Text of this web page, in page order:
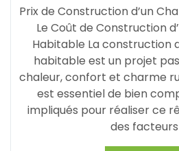
Prix de Construction d’un
Le Coût de Construction
Habitable La construction
habitable est un projet
chaleur, confort et charme
est essentiel de bien
impliqués pour réaliser ce
des